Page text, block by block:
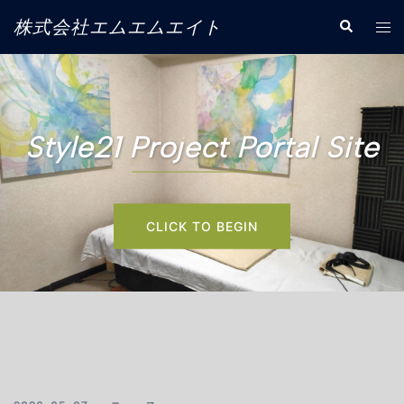
テ
ン
ツ
へ
ス
キ
ッ
株式会社エムエムエイト
検
索
ト
ニ
ュ
ー
Style21 Project Portal Site
CLICK TO BEGIN